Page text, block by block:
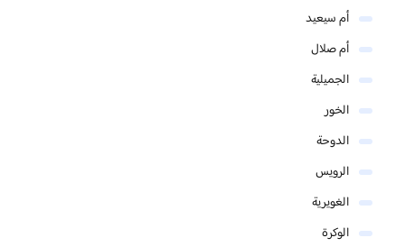
أم سيعيد
أم صلال
الجميلية
الخور
الدوحة
الرويس
الغويرية
الوكرة